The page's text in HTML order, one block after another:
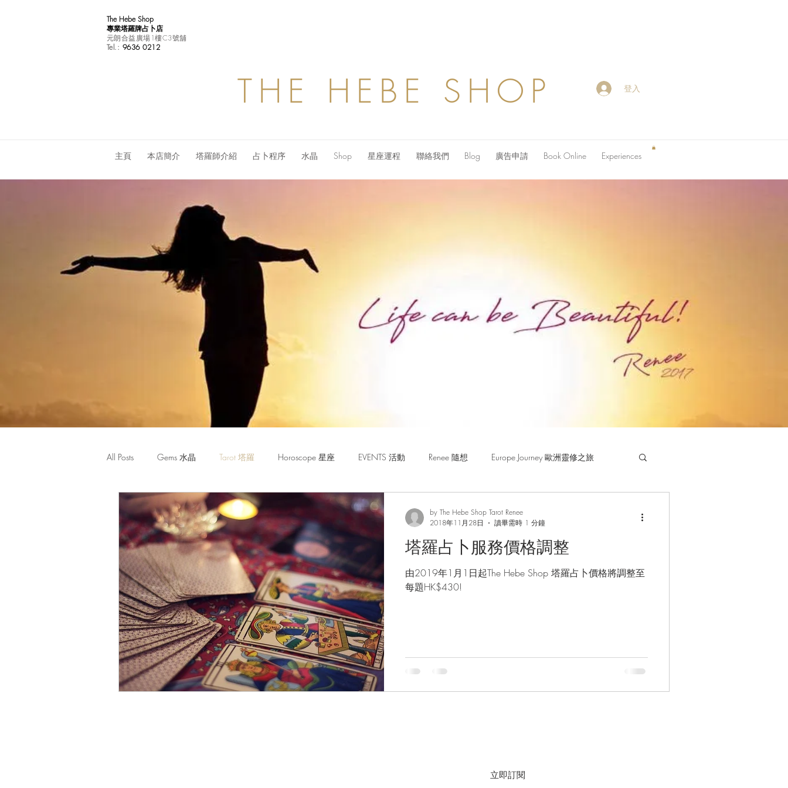
The Hebe Shop
專業塔羅牌占卜店
元朗合益廣場1樓C3號舖
Tel.: 9636 0212
THE HEBE SHOP 登入
主頁 本店簡介 塔羅師介紹 占卜程序 水晶 Shop 星座運程 聯絡我們 Blog 廣告申請 Book Online Experiences
All Posts Gems 水晶 Tarot 塔羅 Horoscope 星座 EVENTS 活動 Renee 隨想 Europe Journey 歐洲靈修之旅
Monthly Horoscope 每月星座運程
塔羅占卜服務價格調整
由2019年1月1日起The Hebe Shop 塔羅占卜價格將調整至
每題HK$430!
by The Hebe Shop Tarot Renee
2018年11月28日
讀畢需時 1 分鐘
立即訂閱